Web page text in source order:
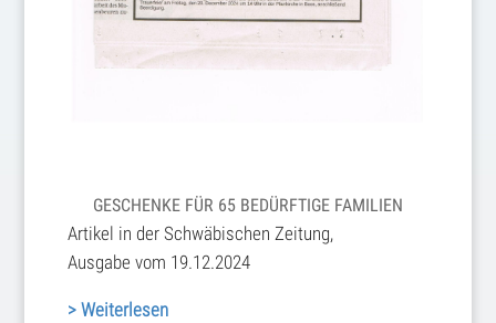
GESCHENKE FÜR 65 BEDÜRFTIGE FAMILIEN
Artikel in der Schwäbischen Zeitung,
Ausgabe vom 19.12.2024
> Weiterlesen